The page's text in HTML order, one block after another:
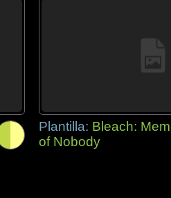
Plantilla: Bleach:
of Nobody